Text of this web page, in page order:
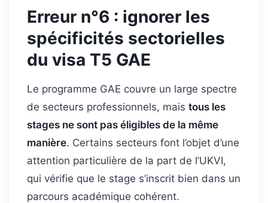
Erreur n°6 : ignorer les
spécificités sectorielles
du visa T5 GAE
Le programme GAE couvre un large spectre
de secteurs professionnels, mais tous les
stages ne sont pas éligibles de la même
manière. Certains secteurs font l’objet d’une
attention particulière de la part de l’UKVI,
qui vérifie que le stage s’inscrit bien dans un
parcours académique cohérent.